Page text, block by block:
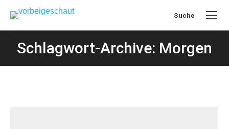
Search:
Suche
Schlagwort-Archive: Morgen